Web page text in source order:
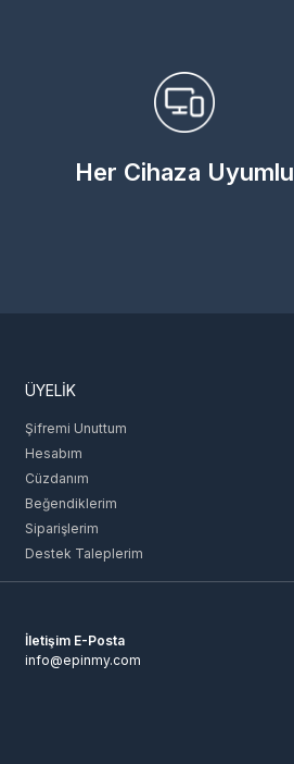
Her Cihaza Uyumlu
ÜYELİK
Şifremi Unuttum
Hesabım
Cüzdanım
Beğendiklerim
Siparişlerim
Destek Taleplerim
İletişim E-Posta
info@epinmy.com